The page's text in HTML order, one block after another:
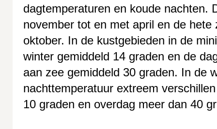
dagtemperaturen en koude nachten.
november tot en met april en de
oktober. In de kustgebieden in de
winter gemiddeld 14 graden en de
aan zee gemiddeld 30 graden. In de
nachttemperatuur extreem
10 graden en overdag meer dan 40